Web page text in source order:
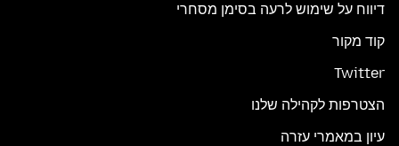
דיווח על שימוש לרעה בסימן מסחרי
קוד מקור
Twitter
הצטרפות לקהילה שלנו
עיון במאמרי עזרה